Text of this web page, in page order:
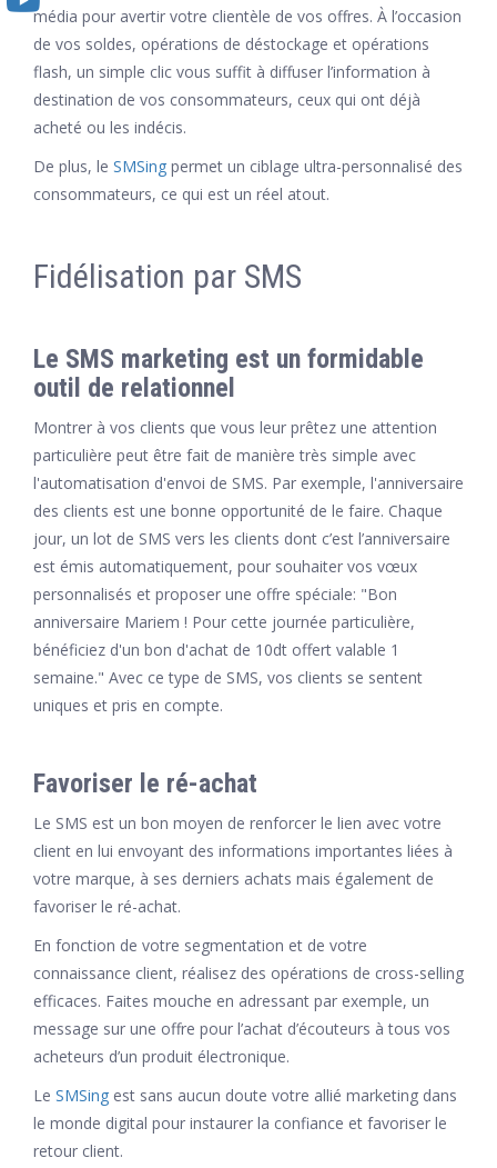
média pour avertir votre clientèle de vos offres. À l’occasion
de vos soldes, opérations de déstockage et opérations
flash, un simple clic vous suffit à diffuser l’information à
destination de vos consommateurs, ceux qui ont déjà
acheté ou les indécis.
De plus, le SMSing permet un ciblage ultra-personnalisé des
consommateurs, ce qui est un réel atout.
Fidélisation par SMS
Le SMS marketing est un formidable
outil de relationnel
Montrer à vos clients que vous leur prêtez une attention
particulière peut être fait de manière très simple avec
l'automatisation d'envoi de SMS. Par exemple, l'anniversaire
des clients est une bonne opportunité de le faire. Chaque
jour, un lot de SMS vers les clients dont c’est l’anniversaire
est émis automatiquement, pour souhaiter vos vœux
personnalisés et proposer une offre spéciale: "Bon
anniversaire Mariem ! Pour cette journée particulière,
bénéficiez d'un bon d'achat de 10dt offert valable 1
semaine." Avec ce type de SMS, vos clients se sentent
uniques et pris en compte.
Favoriser le ré-achat
Le SMS est un bon moyen de renforcer le lien avec votre
client en lui envoyant des informations importantes liées à
votre marque, à ses derniers achats mais également de
favoriser le ré-achat.
En fonction de votre segmentation et de votre
connaissance client, réalisez des opérations de cross-selling
efficaces. Faites mouche en adressant par exemple, un
message sur une offre pour l’achat d’écouteurs à tous vos
acheteurs d’un produit électronique.
Le SMSing est sans aucun doute votre allié marketing dans
le monde digital pour instaurer la confiance et favoriser le
retour client.